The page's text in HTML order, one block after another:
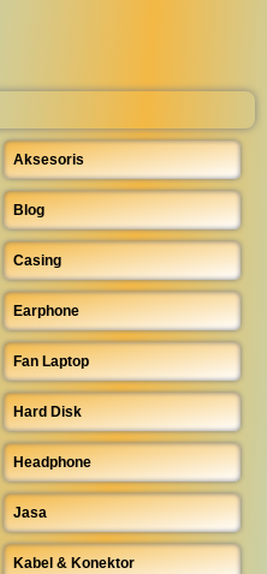
Aksesoris
Blog
Casing
Earphone
Fan Laptop
Hard Disk
Headphone
Jasa
Kabel & Konektor